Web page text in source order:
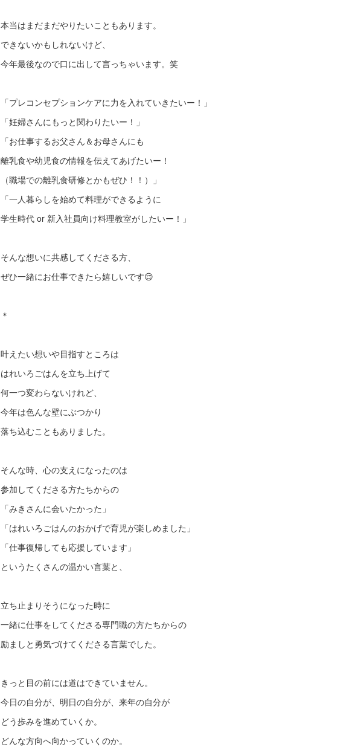
本当はまだまだやりたいこともあります。
できないかもしれないけど、
今年最後なので口に出して言っちゃいます。笑
「プレコンセプションケアに力を入れていきたいー！」
「妊婦さんにもっと関わりたいー！」
「お仕事するお父さん＆お母さんにも
離乳食や幼児食の情報を伝えてあげたいー！
（職場での離乳食研修とかもぜひ！！）」
「一人暮らしを始めて料理ができるように
学生時代 or 新入社員向け料理教室がしたいー！」
そんな想いに共感してくださる方、
ぜひ一緒にお仕事できたら嬉しいです😌
＊
叶えたい想いや目指すところは
はれいろごはんを立ち上げて
何一つ変わらないけれど、
今年は色んな壁にぶつかり
落ち込むこともありました。
そんな時、心の支えになったのは
参加してくださる方たちからの
「みきさんに会いたかった」
「はれいろごはんのおかげで育児が楽しめました」
「仕事復帰しても応援しています」
というたくさんの温かい言葉と、
立ち止まりそうになった時に
一緒に仕事をしてくださる専門職の方たちからの
励ましと勇気づけてくださる言葉でした。
きっと目の前には道はできていません。
今日の自分が、明日の自分が、来年の自分が
どう歩みを進めていくか。
どんな方向へ向かっていくのか。